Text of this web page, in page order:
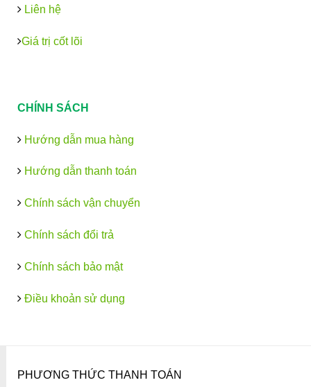
Liên hệ
Giá trị cốt lõi
CHÍNH SÁCH
Hướng dẫn mua hàng
Hướng dẫn thanh toán
Chính sách vận chuyển
Chính sách đổi trả
Chính sách bảo mật
Điều khoản sử dụng
PHƯƠNG THỨC THANH TOÁN